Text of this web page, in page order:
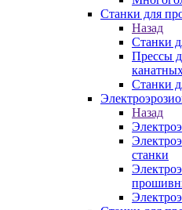
Станки для
Назад
Станки
Прессы
Станки
Назад
станки